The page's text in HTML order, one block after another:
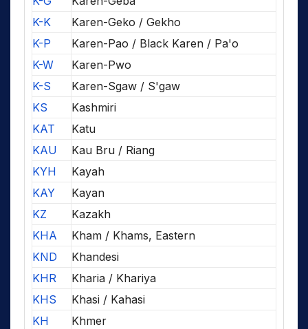
K-K
Karen-Geko / Gekho
K-P
Karen-Pao / Black Karen / Pa'o
K-W
Karen-Pwo
K-S
Karen-Sgaw / S'gaw
KS
Kashmiri
KAT
Katu
KAU
Kau Bru / Riang
KYH
Kayah
KAY
Kayan
KZ
Kazakh
KHA
Kham / Khams, Eastern
KND
Khandesi
KHR
Kharia / Khariya
KHS
Khasi / Kahasi
KH
Khmer